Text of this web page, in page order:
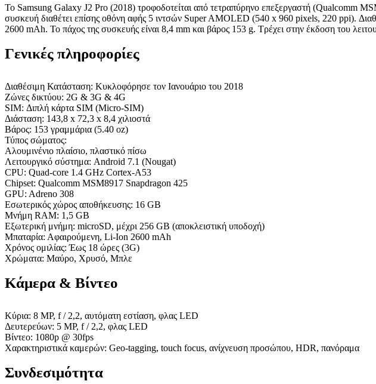
Το Samsung Galaxy J2 Pro (2018) τροφοδοτείται από τετραπύρηνο επεξεργαστή (Qualcomm
συσκευή διαθέτει επίσης οθόνη αφής 5 ιντσών Super AMOLED (540 x 960 pixels, 220 ppi).
2600 mAh. Το πάχος της συσκευής είναι 8,4 mm και βάρος 153 g. Τρέχει στην έκδοση του
Γενικές πληροφορίες
Διαθέσιμη Κατάσταση: Κυκλοφόρησε τον Ιανουάριο του 2018
Ζώνες δικτύου: 2G & 3G & 4G
SIM: Διπλή κάρτα SIM (Micro-SIM)
Διάσταση: 143,8 x 72,3 x 8,4 χιλιοστά
Βάρος: 153 γραμμάρια (5.40 oz)
Τύπος σώματος:
Αλουμινένιο πλαίσιο, πλαστικό πίσω
Λειτουργικό σύστημα: Android 7.1 (Nougat)
CPU: Quad-core 1.4 GHz Cortex-A53
Chipset: Qualcomm MSM8917 Snapdragon 425
GPU: Adreno 308
Εσωτερικός χώρος αποθήκευσης: 16 GB
Μνήμη RAM: 1,5 GB
Εξωτερική μνήμη: microSD, μέχρι 256 GB (αποκλειστική υποδοχή)
Μπαταρία: Αφαιρούμενη, Li-Ion 2600 mAh
Χρόνος ομιλίας: Έως 18 ώρες (3G)
Χρώματα: Μαύρο, Χρυσό, Μπλε
Κάμερα & Βίντεο
Κύρια: 8 MP, f / 2,2, αυτόματη εστίαση, φλας LED
Δευτερεύων: 5 MP, f / 2,2, φλας LED
Βίντεο: 1080p @ 30fps
Χαρακτηριστικά καμερών: Geo-tagging, touch focus, ανίχνευση προσώπου, HDR, πανόραμα
Συνδεσιμότητα